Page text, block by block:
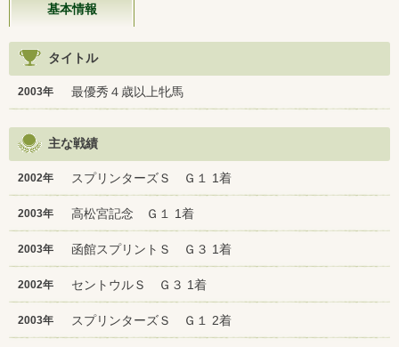
基本情報
タイトル
2003年 最優秀４歳以上牝馬
主な戦績
2002年 スプリンターズＳ Ｇ１ 1着
2003年 高松宮記念 Ｇ１ 1着
2003年 函館スプリントＳ Ｇ３ 1着
2002年 セントウルＳ Ｇ３ 1着
2003年 スプリンターズＳ Ｇ１ 2着